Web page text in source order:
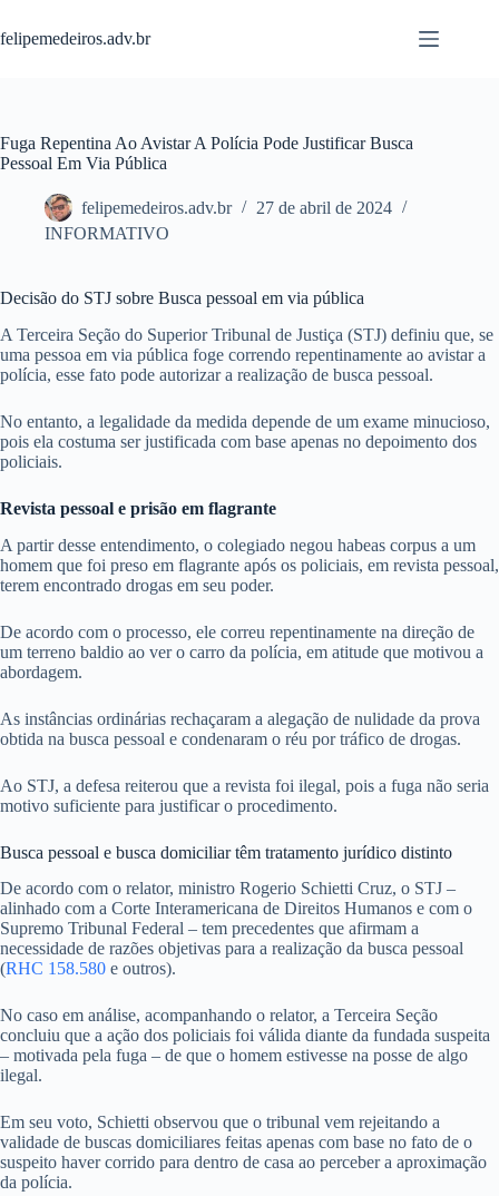
para
o
felipemedeiros.adv.br
Fuga Repentina Ao Avistar A Polícia Pode Justificar Busca
Pessoal Em Via Pública
felipemedeiros.adv.br
27 de abril de 2024
INFORMATIVO
Decisão do STJ sobre Busca pessoal em via pública
A Terceira Seção do Superior Tribunal de Justiça (STJ) definiu que, se
uma pessoa em via pública foge correndo repentinamente ao avistar a
polícia, esse fato pode autorizar a realização de busca pessoal.
No entanto, a legalidade da medida depende de um exame minucioso,
pois ela costuma ser justificada com base apenas no depoimento dos
policiais.
Revista pessoal e prisão em flagrante
A partir desse entendimento, o colegiado negou habeas corpus a um
homem que foi preso em flagrante após os policiais, em revista pessoal,
terem encontrado drogas em seu poder.
De acordo com o processo, ele correu repentinamente na direção de
um terreno baldio ao ver o carro da polícia, em atitude que motivou a
abordagem.
As instâncias ordinárias rechaçaram a alegação de nulidade da prova
obtida na busca pessoal e condenaram o réu por tráfico de drogas.
Ao STJ, a defesa reiterou que a revista foi ilegal, pois a fuga não seria
motivo suficiente para justificar o procedimento.
Busca pessoal e busca domiciliar têm tratamento jurídico distinto
De acordo com o relator, ministro Rogerio Schietti Cruz, o STJ –
alinhado com a Corte Interamericana de Direitos Humanos e com o
Supremo Tribunal Federal – tem precedentes que afirmam a
necessidade de razões objetivas para a realização da busca pessoal
(RHC 158.580 e outros).
No caso em análise, acompanhando o relator, a Terceira Seção
concluiu que a ação dos policiais foi válida diante da fundada suspeita
– motivada pela fuga – de que o homem estivesse na posse de algo
ilegal.
Em seu voto, Schietti observou que o tribunal vem rejeitando a
validade de buscas domiciliares feitas apenas com base no fato de o
suspeito haver corrido para dentro de casa ao perceber a aproximação
da polícia.